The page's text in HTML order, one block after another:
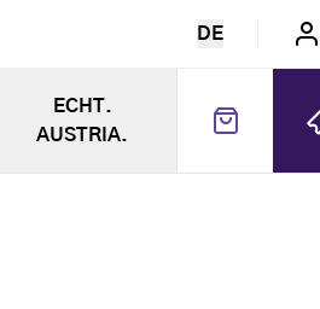
ECHT.
AUSTRIA.
DE